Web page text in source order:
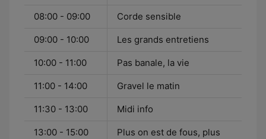
08:00 - 09:00 Corde sensible
09:00 - 10:00 Les grands entretiens
10:00 - 11:00 Pas banale, la vie
11:00 - 14:00 Gravel le matin
11:30 - 13:00 Midi info
13:00 - 15:00
Plus on est de fous, plus